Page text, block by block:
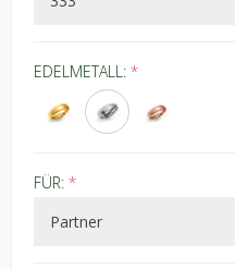
EDELMETALL: *
FÜR: *